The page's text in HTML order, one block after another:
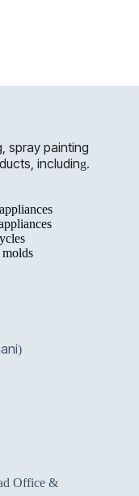
spray painting
including.
)
Office &